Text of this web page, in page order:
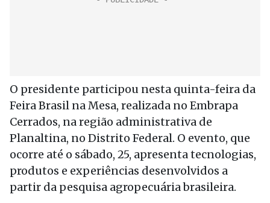
O presidente participou nesta quinta-feira da
Feira Brasil na Mesa, realizada no Embrapa
Cerrados, na região administrativa de
Planaltina, no Distrito Federal. O evento, que
ocorre até o sábado, 25, apresenta tecnologias,
produtos e experiências desenvolvidos a
partir da pesquisa agropecuária brasileira.